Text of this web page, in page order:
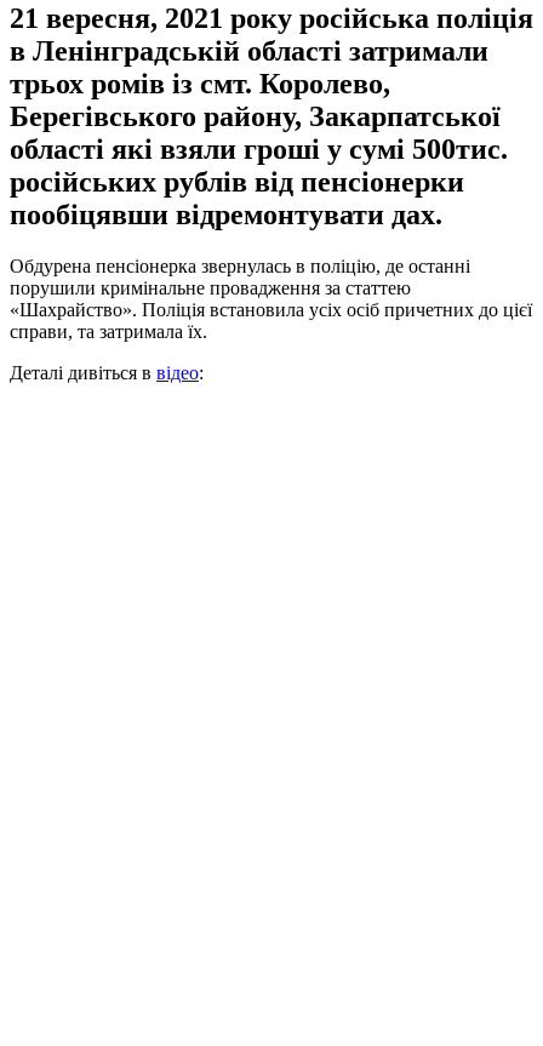
21 вересня, 2021 року російська поліція
в Ленінградській області затримали
трьох ромів із смт. Королево,
Берегівського району, Закарпатської
області які взяли гроші у сумі 500тис.
російських рублів від пенсіонерки
пообіцявши відремонтувати дах.
Обдурена пенсіонерка звернулась в поліцію, де останні
порушили кримінальне провадження за статтею
«Шахрайство». Поліція встановила усіх осіб причетних до цієї
справи, та затримала їх.
Деталі дивіться в відео: